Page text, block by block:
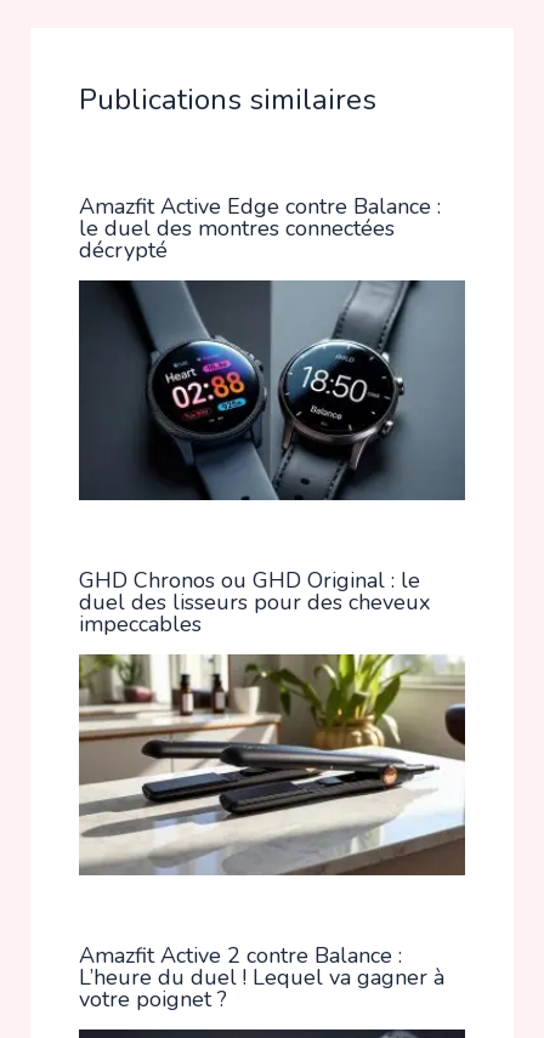
Publications similaires
Amazfit Active Edge contre Balance :
le duel des montres connectées
décrypté
GHD Chronos ou GHD Original : le
duel des lisseurs pour des cheveux
impeccables
Amazfit Active 2 contre Balance :
L’heure du duel ! Lequel va gagner à
votre poignet ?